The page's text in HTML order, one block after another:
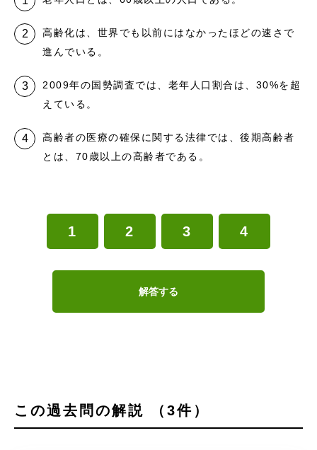
高齢化は、世界でも以前にはなかったほどの速さで
進んでいる。
2009年の国勢調査では、老年人口割合は、30%を超
えている。
高齢者の医療の確保に関する法律では、後期高齢者
とは、70歳以上の高齢者である。
1 2 3 4
解答する
この過去問の解説 （3件）